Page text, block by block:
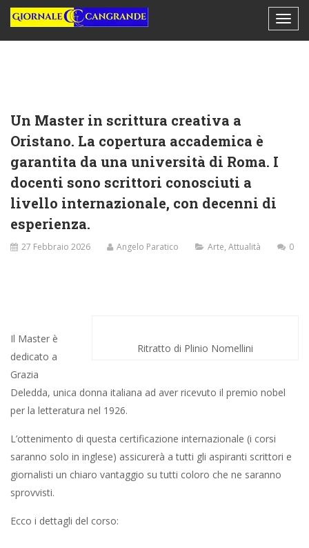
Un Master in scrittura creativa a
Oristano. La copertura accademica è
garantita da una università di Roma. I
docenti sono scrittori conosciuti a
livello internazionale, con decenni di
esperienza.
27 Febbraio 2026 Angelo Paratico Arte, Attualità 0
Ritratto di Plinio Nomellini
Il Master è
dedicato a
Grazia
Deledda, unica donna italiana ad aver ricevuto il premio nobel
per la letteratura nel 1926.
L’ottenimento di questa certificazione internazionale (i corsi
saranno solo in inglese) assicurerà a tutti gli aspiranti scrittori e
giornalisti un chiaro vantaggio su tutti coloro che ne saranno
sprovvisti.
Ecco i dettagli del corso: